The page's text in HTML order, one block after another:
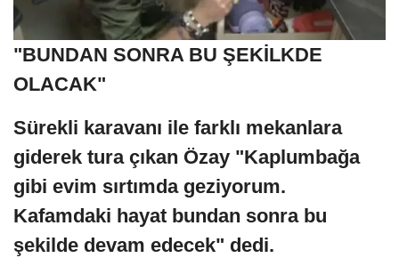
"BUNDAN SONRA BU ŞEKİLKDE
OLACAK"
Sürekli karavanı ile farklı mekanlara
giderek tura çıkan Özay "Kaplumbağa
gibi evim sırtımda geziyorum.
Kafamdaki hayat bundan sonra bu
şekilde devam edecek" dedi.